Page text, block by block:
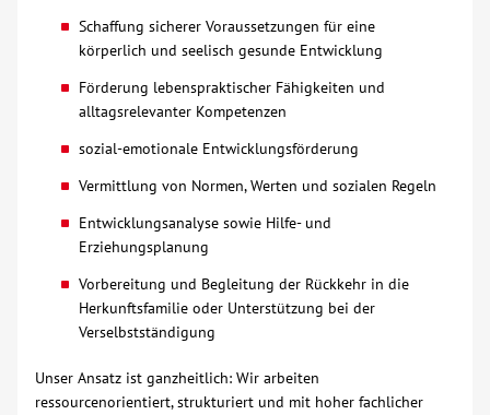
Schaffung sicherer Voraussetzungen für eine
körperlich und seelisch gesunde Entwicklung
Förderung lebenspraktischer Fähigkeiten und
alltagsrelevanter Kompetenzen
sozial-emotionale Entwicklungsförderung
Vermittlung von Normen, Werten und sozialen Regeln
Entwicklungsanalyse sowie Hilfe- und
Erziehungsplanung
Vorbereitung und Begleitung der Rückkehr in die
Herkunftsfamilie oder Unterstützung bei der
Verselbstständigung
Unser Ansatz ist ganzheitlich: Wir arbeiten
ressourcenorientiert, strukturiert und mit hoher fachlicher